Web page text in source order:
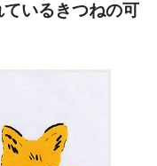
ているきつねの可